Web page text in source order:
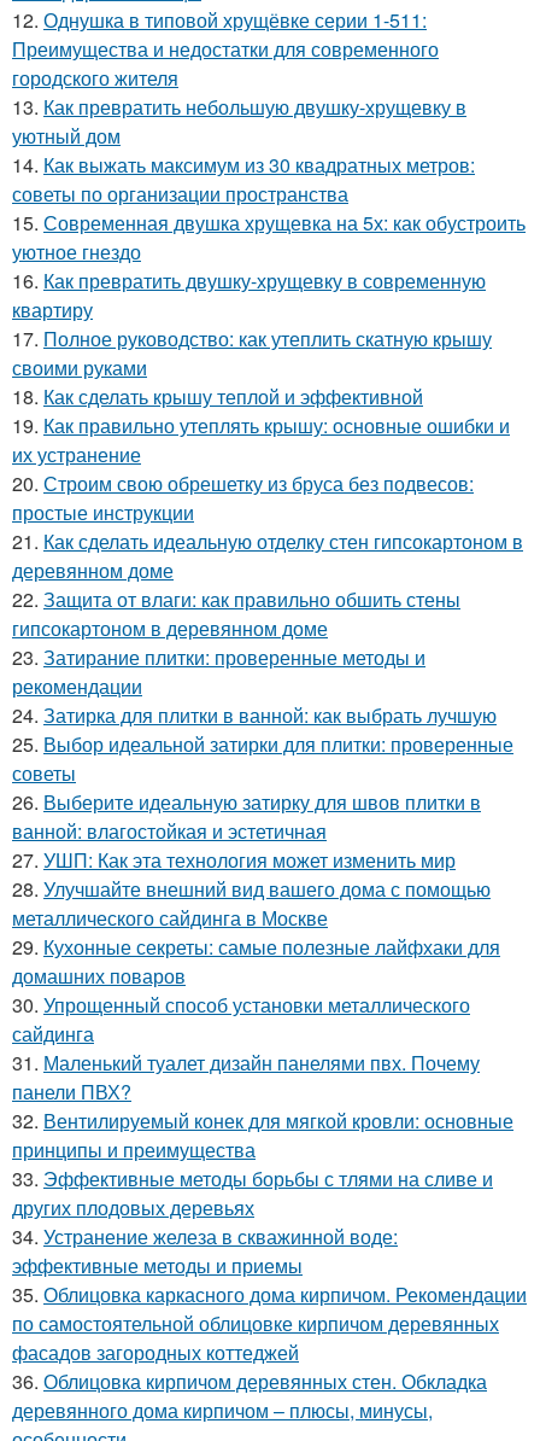
12. Однушка в типовой хрущёвке серии 1-511:
Преимущества и недостатки для современного
городского жителя
13. Как превратить небольшую двушку-хрущевку в
уютный дом
14. Как выжать максимум из 30 квадратных метров:
советы по организации пространства
15. Современная двушка хрущевка на 5х: как обустроить
уютное гнездо
16. Как превратить двушку-хрущевку в современную
квартиру
17. Полное руководство: как утеплить скатную крышу
своими руками
18. Как сделать крышу теплой и эффективной
19. Как правильно утеплять крышу: основные ошибки и
их устранение
20. Строим свою обрешетку из бруса без подвесов:
простые инструкции
21. Как сделать идеальную отделку стен гипсокартоном в
деревянном доме
22. Защита от влаги: как правильно обшить стены
гипсокартоном в деревянном доме
23. Затирание плитки: проверенные методы и
рекомендации
24. Затирка для плитки в ванной: как выбрать лучшую
25. Выбор идеальной затирки для плитки: проверенные
советы
26. Выберите идеальную затирку для швов плитки в
ванной: влагостойкая и эстетичная
27. УШП: Как эта технология может изменить мир
28. Улучшайте внешний вид вашего дома с помощью
металлического сайдинга в Москве
29. Кухонные секреты: самые полезные лайфхаки для
домашних поваров
30. Упрощенный способ установки металлического
сайдинга
31. Маленький туалет дизайн панелями пвх. Почему
панели ПВХ?
32. Вентилируемый конек для мягкой кровли: основные
принципы и преимущества
33. Эффективные методы борьбы с тлями на сливе и
других плодовых деревьях
34. Устранение железа в скважинной воде:
эффективные методы и приемы
35. Облицовка каркасного дома кирпичом. Рекомендации
по самостоятельной облицовке кирпичом деревянных
фасадов загородных коттеджей
36. Облицовка кирпичом деревянных стен. Обкладка
деревянного дома кирпичом – плюсы, минусы,